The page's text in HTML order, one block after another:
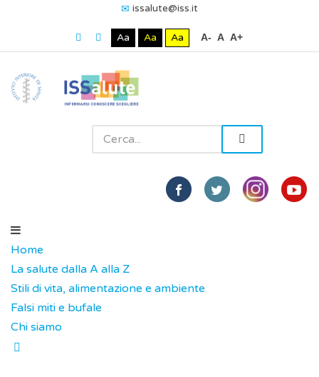
issalute@iss.it
Aa Aa Aa A- A A+
Home
La salute dalla A alla Z
Stili di vita, alimentazione e ambiente
Falsi miti e bufale
Chi siamo